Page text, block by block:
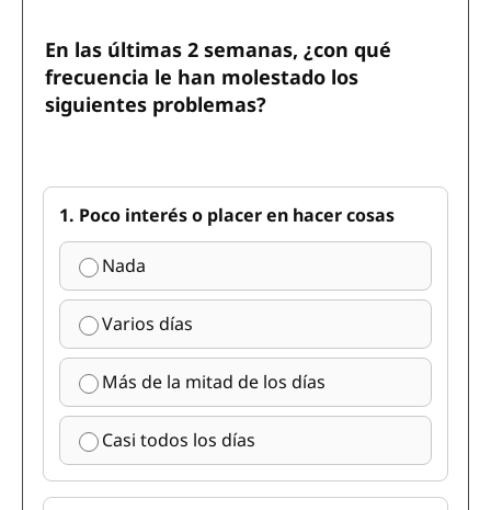
En las últimas 2 semanas, ¿con qué
frecuencia le han molestado los
siguientes problemas?
1. Poco interés o placer en hacer cosas
Nada
Varios días
Más de la mitad de los días
Casi todos los días